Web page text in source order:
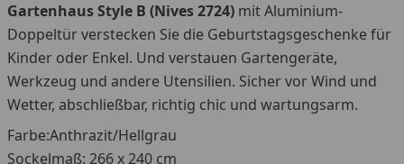
Gartenhaus Style B (Nives 2724) mit Aluminium-
Doppeltür verstecken Sie die Geburtstagsgeschenke für
Kinder oder Enkel. Und verstauen Gartengeräte,
Werkzeug und andere Utensilien. Sicher vor Wind und
Wetter, abschließbar, richtig chic und wartungsarm.
Farbe:Anthrazit/Hellgrau
Sockelmaß: 266 x 240 cm